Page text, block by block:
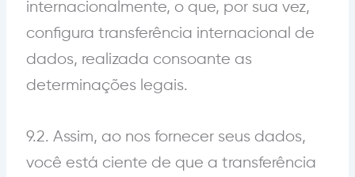
internacionalmente, o que, por sua vez,
configura transferência internacional de
dados, realizada consoante as
determinações legais.
9.2. Assim, ao nos fornecer seus dados,
você está ciente de que a transferência